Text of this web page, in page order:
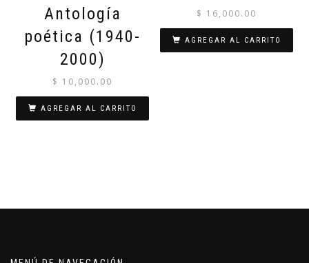
Antología
poética (1940-
2000)
$ 10,000.00
AGREGAR AL CARRITO
$ 16,000.00
AGREGAR AL CARRITO